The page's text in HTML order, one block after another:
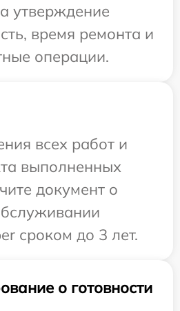
утверждение
время ремонта и
операции.
всех работ и
выполненных
документ о
сроком до 3 лет.
о готовности